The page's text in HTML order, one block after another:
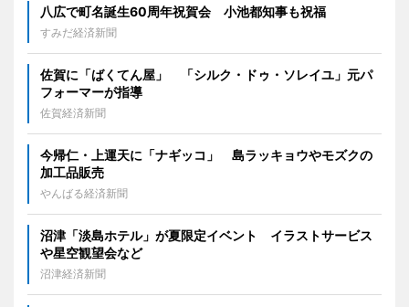
八広で町名誕生60周年祝賀会 小池都知事も祝福
すみだ経済新聞
佐賀に「ばくてん屋」 「シルク・ドゥ・ソレイユ」元パ
フォーマーが指導
佐賀経済新聞
今帰仁・上運天に「ナギッコ」 島ラッキョウやモズクの
加工品販売
やんばる経済新聞
沼津「淡島ホテル」が夏限定イベント イラストサービス
や星空観望会など
沼津経済新聞